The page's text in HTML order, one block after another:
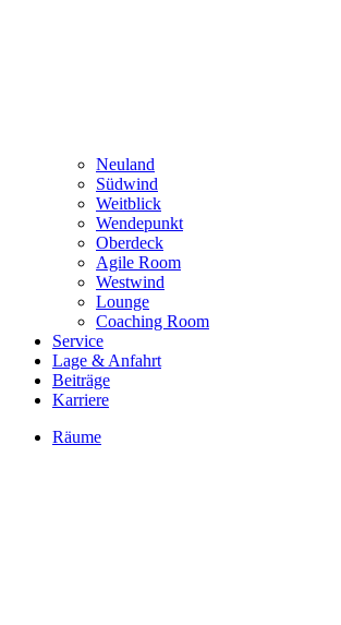
Neuland
Südwind
Weitblick
Wendepunkt
Oberdeck
Agile Room
Westwind
Lounge
Coaching Room
Service
Lage & Anfahrt
Beiträge
Karriere
Räume